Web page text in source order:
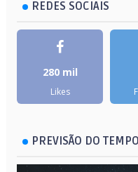
REDES SOCIAIS
280 mil
Likes
PREVISÃO DO TEMPO